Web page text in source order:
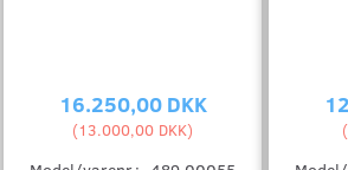
16.250,00 DKK
(13.000,00 DKK) (